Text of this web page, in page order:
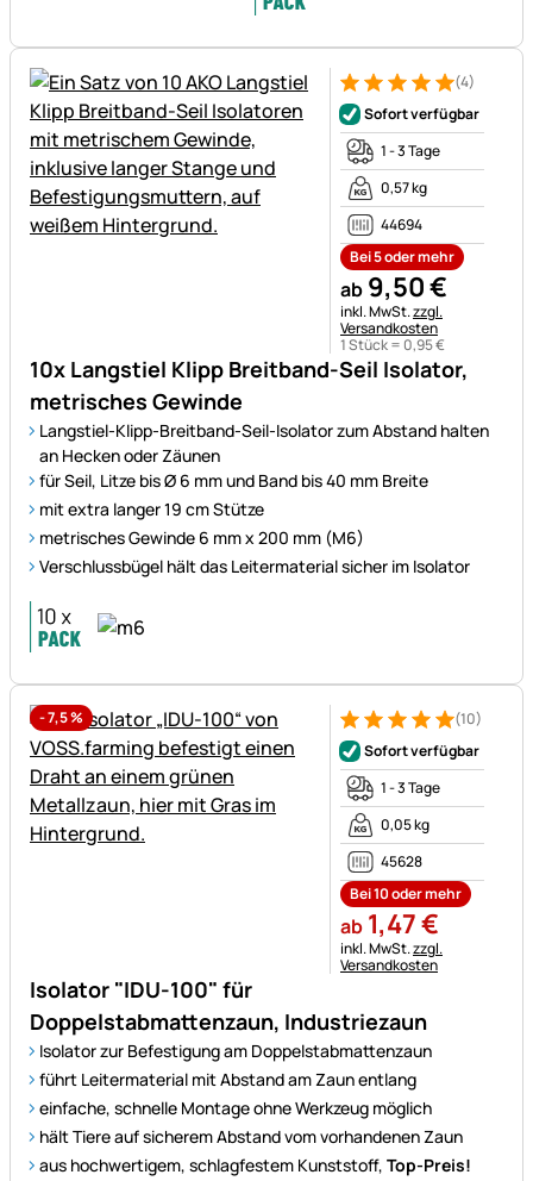
10x Langstiel Klipp Breitband-Seil Isolator,
metrisches Gewinde
Langstiel-Klipp-Breitband-Seil-Isolator zum Abstand halten
an Hecken oder Zäunen
für Seil, Litze bis Ø 6 mm und Band bis 40 mm Breite
mit extra langer 19 cm Stütze
metrisches Gewinde 6 mm x 200 mm (M6)
Verschlussbügel hält das Leitermaterial sicher im Isolator
Bewertung: 5 von 5 (4
4 Bewertungen
(4)
Sofort verfügbar
1 - 3 Tage
0,57 kg
44694
Bei 5 oder mehr
ab 9,50€
Steuerhinweis:
inkl. MwSt.zzgl.
Versandkosten
1 Stück = 0,95€
-7,5%
Isolator "IDU-100" für
Doppelstabmattenzaun, Industriezaun
Isolator zur Befestigung am Doppelstabmattenzaun
führt Leitermaterial mit Abstand am Zaun entlang
einfache, schnelle Montage ohne Werkzeug möglich
hält Tiere auf sicherem Abstand vom vorhandenen Zaun
aus hochwertigem, schlagfestem Kunststoff, Top-Preis!
Bewertung: 5 von 5 (10
10 Bewertungen (10)
Sofort verfügbar
1 - 3 Tage
0,05 kg
45628
Bei 10 oder mehr
ab 1,47€
Steuerhinweis:
inkl. MwSt.zzgl.
Versandkosten